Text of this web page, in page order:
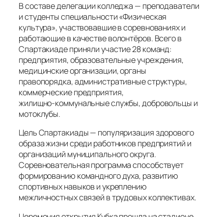
В составе делегации колледжа — преподаватели
и студенты специальности «Физическая
культура», участвовавшие в соревнованиях и
работающие в качестве волонтёров. Всего в
Спартакиаде приняли участие 28 команд:
предприятия, образовательные учреждения,
медицинские организации, органы
правопорядка, административные структуры,
коммерческие предприятия,
жилищно‑коммунальные службы, добровольцы и
мотоклубы.
Цель Спартакиады — популяризация здорового
образа жизни среди работников предприятий и
организаций муниципального округа.
Соревновательная программа способствует
формированию командного духа, развитию
спортивных навыков и укреплению
межличностных связей в трудовых коллективах.